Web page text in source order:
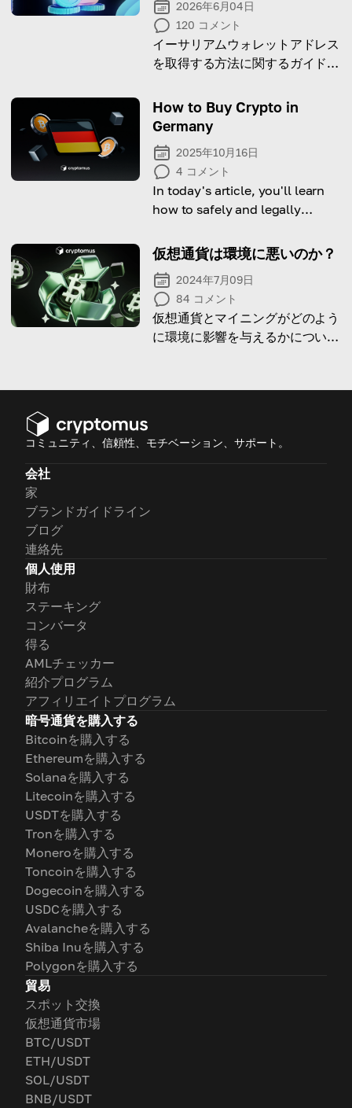
2026年6月04日
120 コメント
イーサリアムウォレットアドレス
を取得する方法に関するガイドを
てください！
How to Buy Crypto in
Germany
2025年10月16日
4 コメント
In today's article, you'll learn
how to safely and legally
Germany.
仮想通貨は環境に悪いのか？
2024年7月09日
84 コメント
仮想通貨とマイニングがどのよう
に環境に影響を与えるかについて
コミュニティ、信頼性、モチベーション、サポート。
会社
家
ブランドガイドライン
ブログ
連絡先
個人使用
財布
ステーキング
コンバータ
得る
AMLチェッカー
紹介プログラム
アフィリエイトプログラム
暗号通貨を購入する
Bitcoinを購入する
Ethereumを購入する
Solanaを購入する
Litecoinを購入する
USDTを購入する
Tronを購入する
Moneroを購入する
Toncoinを購入する
Dogecoinを購入する
USDCを購入する
Avalancheを購入する
Shiba Inuを購入する
Polygonを購入する
貿易
スポット交換
仮想通貨市場
BTC/USDT
ETH/USDT
SOL/USDT
BNB/USDT